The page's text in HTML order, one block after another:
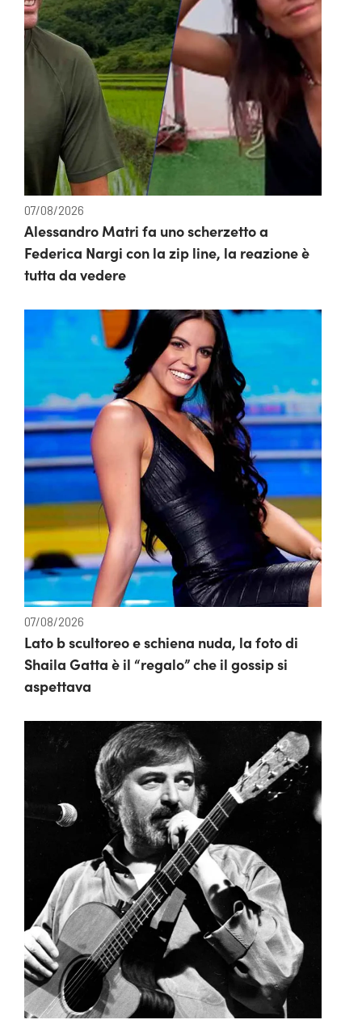
07/08/2026
Alessandro Matri fa uno scherzetto a
Federica Nargi con la zip line, la reazione è
tutta da vedere
07/08/2026
Lato b scultoreo e schiena nuda, la foto di
Shaila Gatta è il “regalo” che il gossip si
aspettava